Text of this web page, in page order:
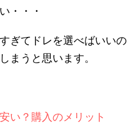
・・・
ぎてドレを選べばいいの
まうと思います。
い？購入のメリット